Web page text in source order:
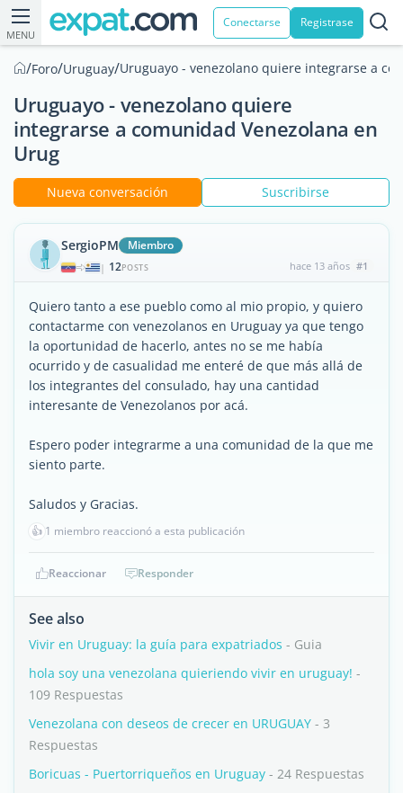
MENU
Conectarse Registrase
/Foro/Uruguay/Uruguayo - venezolano quiere integrarse a
Uruguayo - venezolano quiere
integrarse a comunidad Venezolana en
Urug
Nueva conversación Suscribirse
SergioPM Miembro
| 12POSTS hace 13 años #1
Quiero tanto a ese pueblo como al mio propio, y quiero
contactarme con venezolanos en Uruguay ya que tengo
la oportunidad de hacerlo, antes no se me había
ocurrido y de casualidad me enteré de que más allá de
los integrantes del consulado, hay una cantidad
interesante de Venezolanos por acá.
Espero poder integrarme a una comunidad de la que me
siento parte.
Saludos y Gracias.
👍 1 miembro reaccionó a esta publicación
Reaccionar Responder
See also
Vivir en Uruguay: la guía para expatriados - Guia
hola soy una venezolana quieriendo vivir en uruguay! -
109 Respuestas
Venezolana con deseos de crecer en URUGUAY - 3
Respuestas
Boricuas - Puertorriqueños en Uruguay - 24 Respuestas